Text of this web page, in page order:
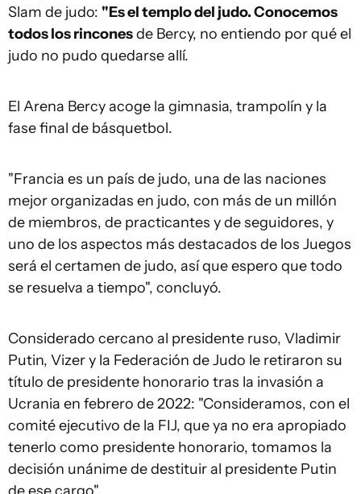
Slam de judo: "Es el templo del judo. Conocemos
todos los rinconesde Bercy, no entiendo por qué el
judo no pudo quedarse allí.
El Arena Bercy acoge la gimnasia, trampolín y la
fase final de básquetbol.
"Francia es un país de judo, una de las naciones
mejor organizadas en judo, con más de un millón
de miembros, de practicantes y de seguidores, y
uno de los aspectos más destacados de los Juegos
será el certamen de judo, así que espero que todo
se resuelva a tiempo", concluyó.
Considerado cercano al presidente ruso, Vladimir
Putin, Vizer y la Federación de Judo le retiraron su
título de presidente honorario tras la invasión a
Ucrania en febrero de 2022: "Consideramos, con el
comité ejecutivo de la FIJ, que ya no era apropiado
tenerlo como presidente honorario, tomamos la
decisión unánime de destituir al presidente Putin